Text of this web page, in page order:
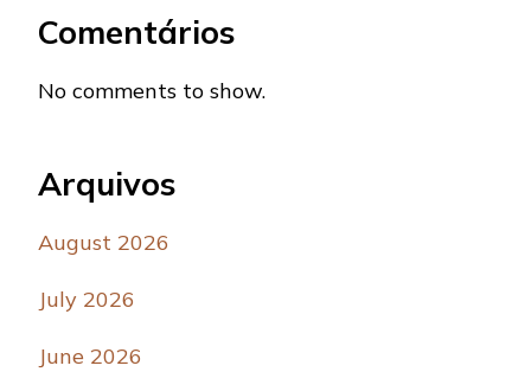
Comentários
No comments to show.
Arquivos
August 2026
July 2026
June 2026